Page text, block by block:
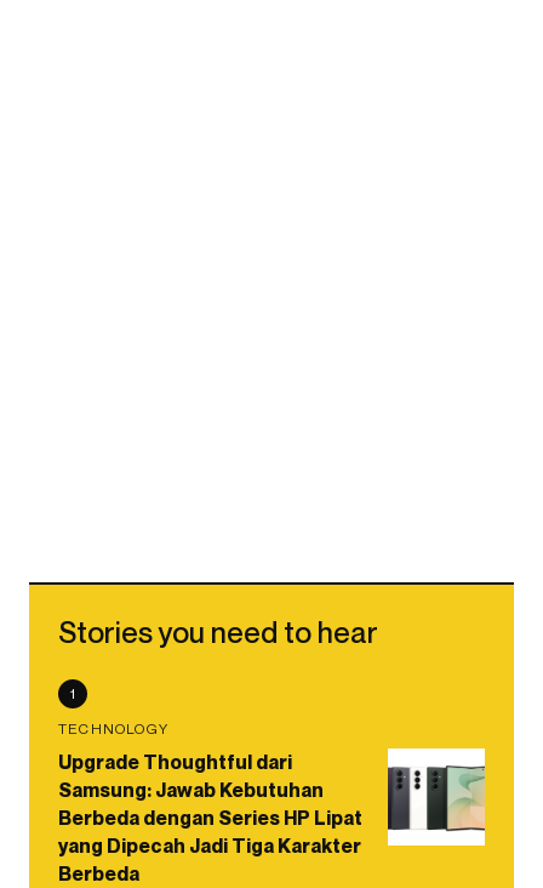
Stories you need to hear
1
TECHNOLOGY
Upgrade Thoughtful dari
Samsung: Jawab Kebutuhan
Berbeda dengan Series HP Lipat
yang Dipecah Jadi Tiga Karakter
Berbeda